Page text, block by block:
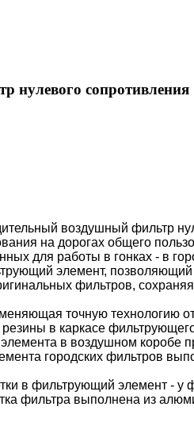
нулевого сопротивления
воздушный фильтр
на дорогах общего
для работы в гонках - в
элемент, позволяющий
фильтров,
точную технологию
в каркасе
в воздушном коробе
городских фильтров
в фильтрующий элемент - у
фильтра выполнена из